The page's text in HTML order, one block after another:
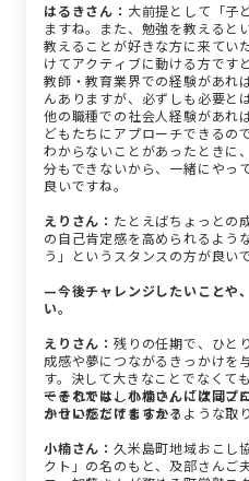
はるきさん： 大前提として「子
ますね。また、勉強を教えると
教えることが好きな方に来てい
けてアクティブに動ける方です
教師・教育業界での経験があれ
んありますが、必ずしも必要と
他の職種での社会人経験があれ
どもたちにアプローチできるの
わからないことがあったときに
分もできないから、一緒にやっ
良いですね。
えりさん： たとえばちょっとの
の自己肯定感を高められるよう
う」というスタンスの方が良い
—今後チャレンジしたいことや
い。
えりさん： 残りの任期で、ひと
成感や夢につながるきっかけを
す。決して大きなことでなくて
できるかもしれない」「次はこ
ふうに感じてもらえるような取
ーそれでは、小楠さんには同プ
かせいただけますか？
小楠さん： 久米島町地域おこし
クト」の名のもと、及部さんご